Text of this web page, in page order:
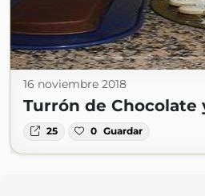
16 noviembre 2018
Turrón de Chocolate
25 0 Guardar